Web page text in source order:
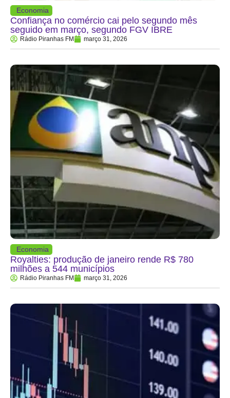
Economia
Confiança no comércio cai pelo segundo mês
seguido em março, segundo FGV IBRE
Rádio Piranhas FM março 31, 2026
Economia
Royalties: produção de janeiro rende R$ 780
milhões a 544 municípios
Rádio Piranhas FM março 31, 2026